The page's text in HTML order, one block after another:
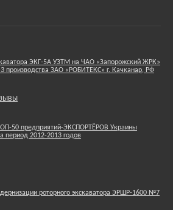
ЭКГ-5А УЗТМ на ЧАО «Запорожский ЖРК»
производства ЗАО «РОБИТЕКС» г. Качканар, РФ
50 предприятий-ЭКСПОРТЁРОВ Украины
период 2012-2013 годов
роторного экскаватора ЭРШР-1600 №7